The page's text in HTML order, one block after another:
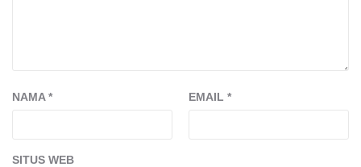
NAMA* EMAIL *
SITUS WEB